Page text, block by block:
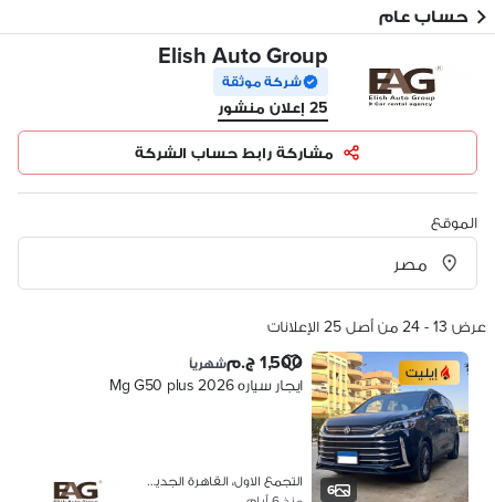
حساب عام
Elish Auto Group
شركة موثقة
25 إعلان منشور
مشاركة رابط حساب الشركة
الموقع
عرض 13 - 24 من أصل 25 الإعلانات
6
إيليت 1,500 ج.م شهرياً
ايجار سياره Mg G50 plus 2026
التجمع الاول، القاهرة الجديدة